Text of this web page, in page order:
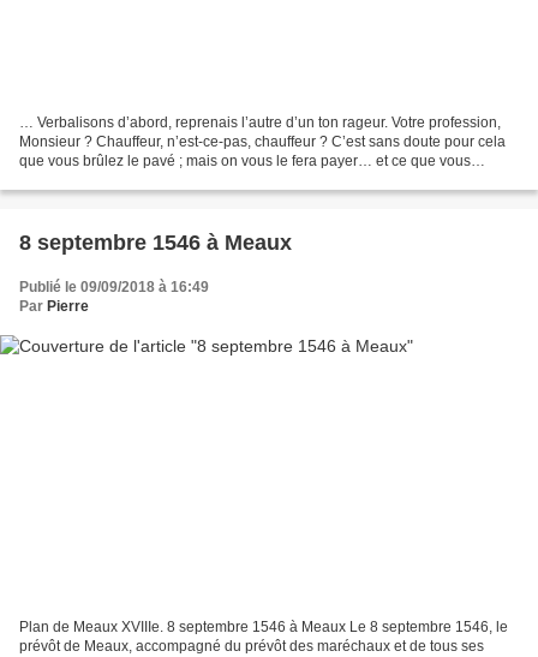
… Verbalisons d’abord, reprenais l’autre d’un ton rageur. Votre profession,
Monsieur ? Chauffeur, n’est-ce-pas, chauffeur ? C’est sans doute pour cela
que vous brûlez le pavé ; mais on vous le fera payer… et ce que vous
8 septembre 1546 à Meaux
Publié le 09/09/2018 à 16:49
Par Pierre
Plan de Meaux XVIIIe. 8 septembre 1546 à Meaux Le 8 septembre 1546, le
prévôt de Meaux, accompagné du prévôt des maréchaux et de tous ses